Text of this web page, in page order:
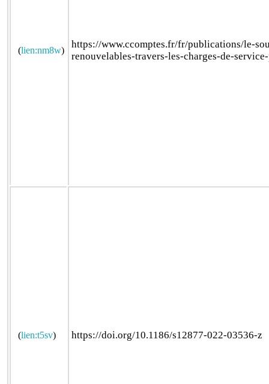
(lien:nm8w)
https://www.ccomptes.fr/fr/publications/le-
renouvelables-travers-les-charges-de-
(lien:t5sv) https://doi.org/10.1186/s12877-022-03536-z